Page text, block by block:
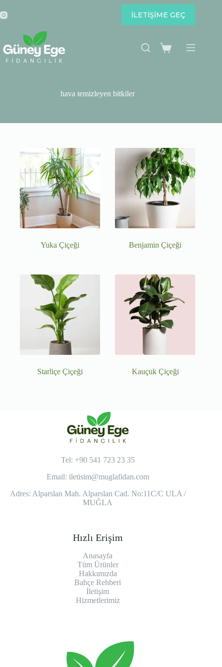
to
content
İLETİŞİME GEÇ
Shopping
hava temizleyen bitkiler
Yuka Çiçeği Benjamin Çiçeği
Starliçe Çiçeği Kauçuk Çiçeği
Tel: +90 541 723 23 35
Email: iletisim@muglafidan.com
Adres: Alparslan Mah. Alparslan Cad. No:11C/C ULA /
MUĞLA
Hızlı Erişim
Anasayfa
Tüm Ürünler
Hakkımızda
Bahçe Rehberi
İletişim
Hizmetlerimiz